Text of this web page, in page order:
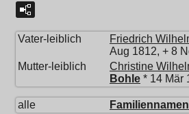
Vater-leiblich Friedrich
Aug 1812, + 8
Mutter-leiblich
Christine
Bohle * 14 Mär
alle Familiennamen